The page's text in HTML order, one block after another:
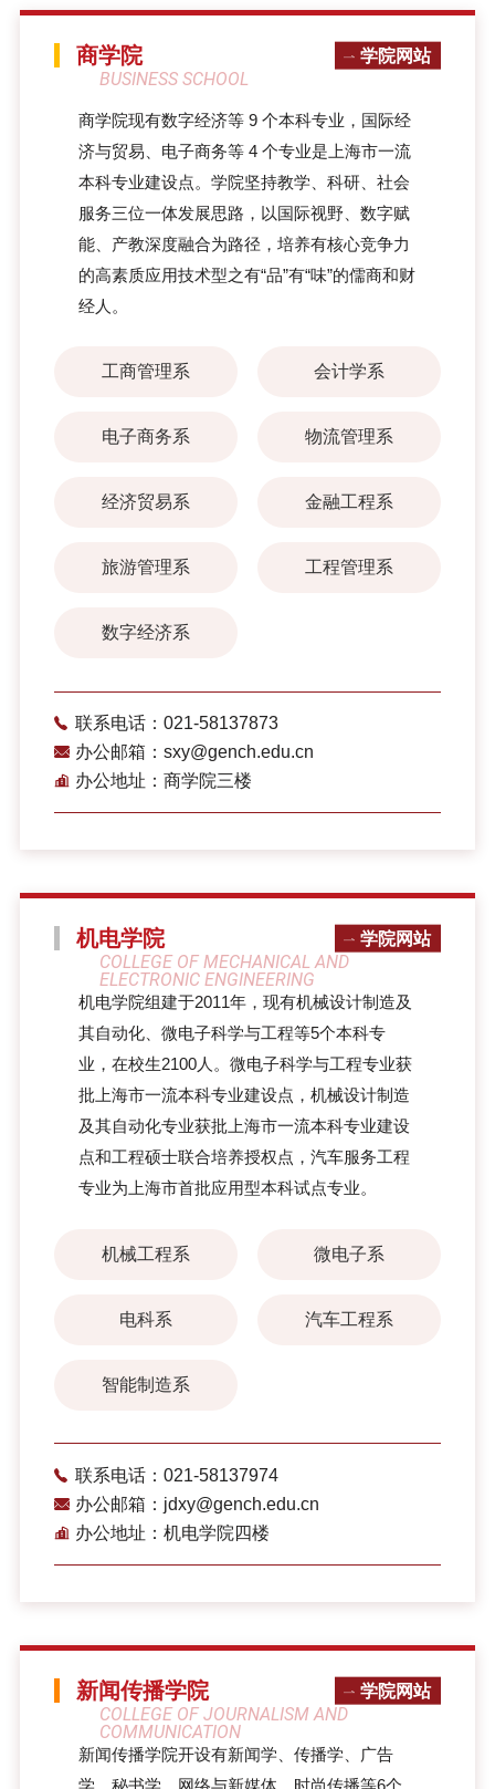
商学院
BUSINESS SCHOOL
学院网站
​商学院现有数字经济等 9 个本科专业，国际经
济与贸易、电子商务等 4 个专业是上海市一流
本科专业建设点。学院坚持教学、科研、社会
服务三位一体发展思路，以国际视野、数字赋
能、产教深度融合为路径，培养有核心竞争力
的高素质应用技术型之有“品”有“味”的儒商和财
经人。
工商管理系 会计学系
电子商务系 物流管理系
经济贸易系 金融工程系
旅游管理系 工程管理系
数字经济系
联系电话：021-58137873
办公邮箱：sxy@gench.edu.cn
办公地址：商学院三楼
机电学院
COLLEGE OF MECHANICAL AND
ELECTRONIC ENGINEERING
学院网站
机电学院组建于2011年，现有机械设计制造及
其自动化、微电子科学与工程等5个本科专
业，在校生2100人。微电子科学与工程专业获
批上海市一流本科专业建设点，机械设计制造
及其自动化专业获批上海市一流本科专业建设
点和工程硕士联合培养授权点，汽车服务工程
专业为上海市首批应用型本科试点专业。
机械工程系 微电子系
电科系 汽车工程系
智能制造系
联系电话：021-58137974
办公邮箱：jdxy@gench.edu.cn
办公地址：机电学院四楼
新闻传播学院
COLLEGE OF JOURNALISM AND
COMMUNICATION
学院网站
新闻传播学院开设有新闻学、传播学、广告